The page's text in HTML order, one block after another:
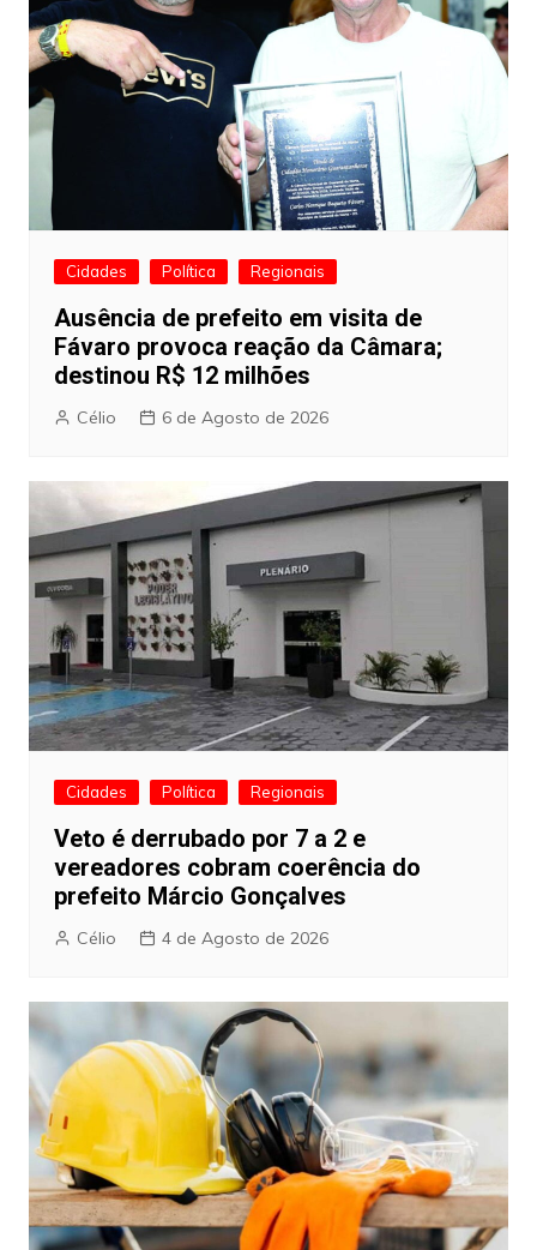
Cidades Política Regionais
Ausência de prefeito em visita de
Fávaro provoca reação da Câmara;
destinou R$ 12 milhões
Célio 6 de Agosto de 2026
Cidades Política Regionais
Veto é derrubado por 7 a 2 e
vereadores cobram coerência do
prefeito Márcio Gonçalves
Célio 4 de Agosto de 2026